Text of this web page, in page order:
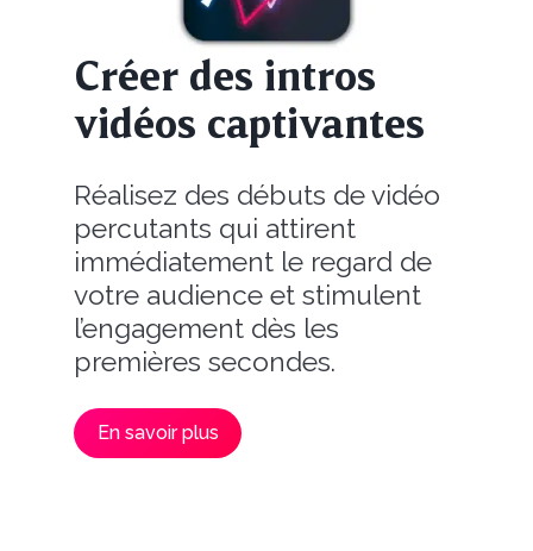
Créer des intros
vidéos captivantes
Réalisez des débuts de vidéo
percutants qui attirent
immédiatement le regard de
votre audience et stimulent
l’engagement dès les
premières secondes.
En savoir plus